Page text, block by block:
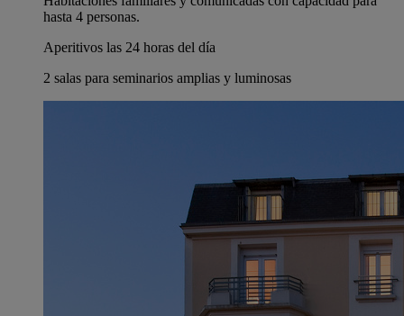
hasta 4 personas.
Aperitivos las 24 horas del día
2 salas para seminarios amplias y luminosas